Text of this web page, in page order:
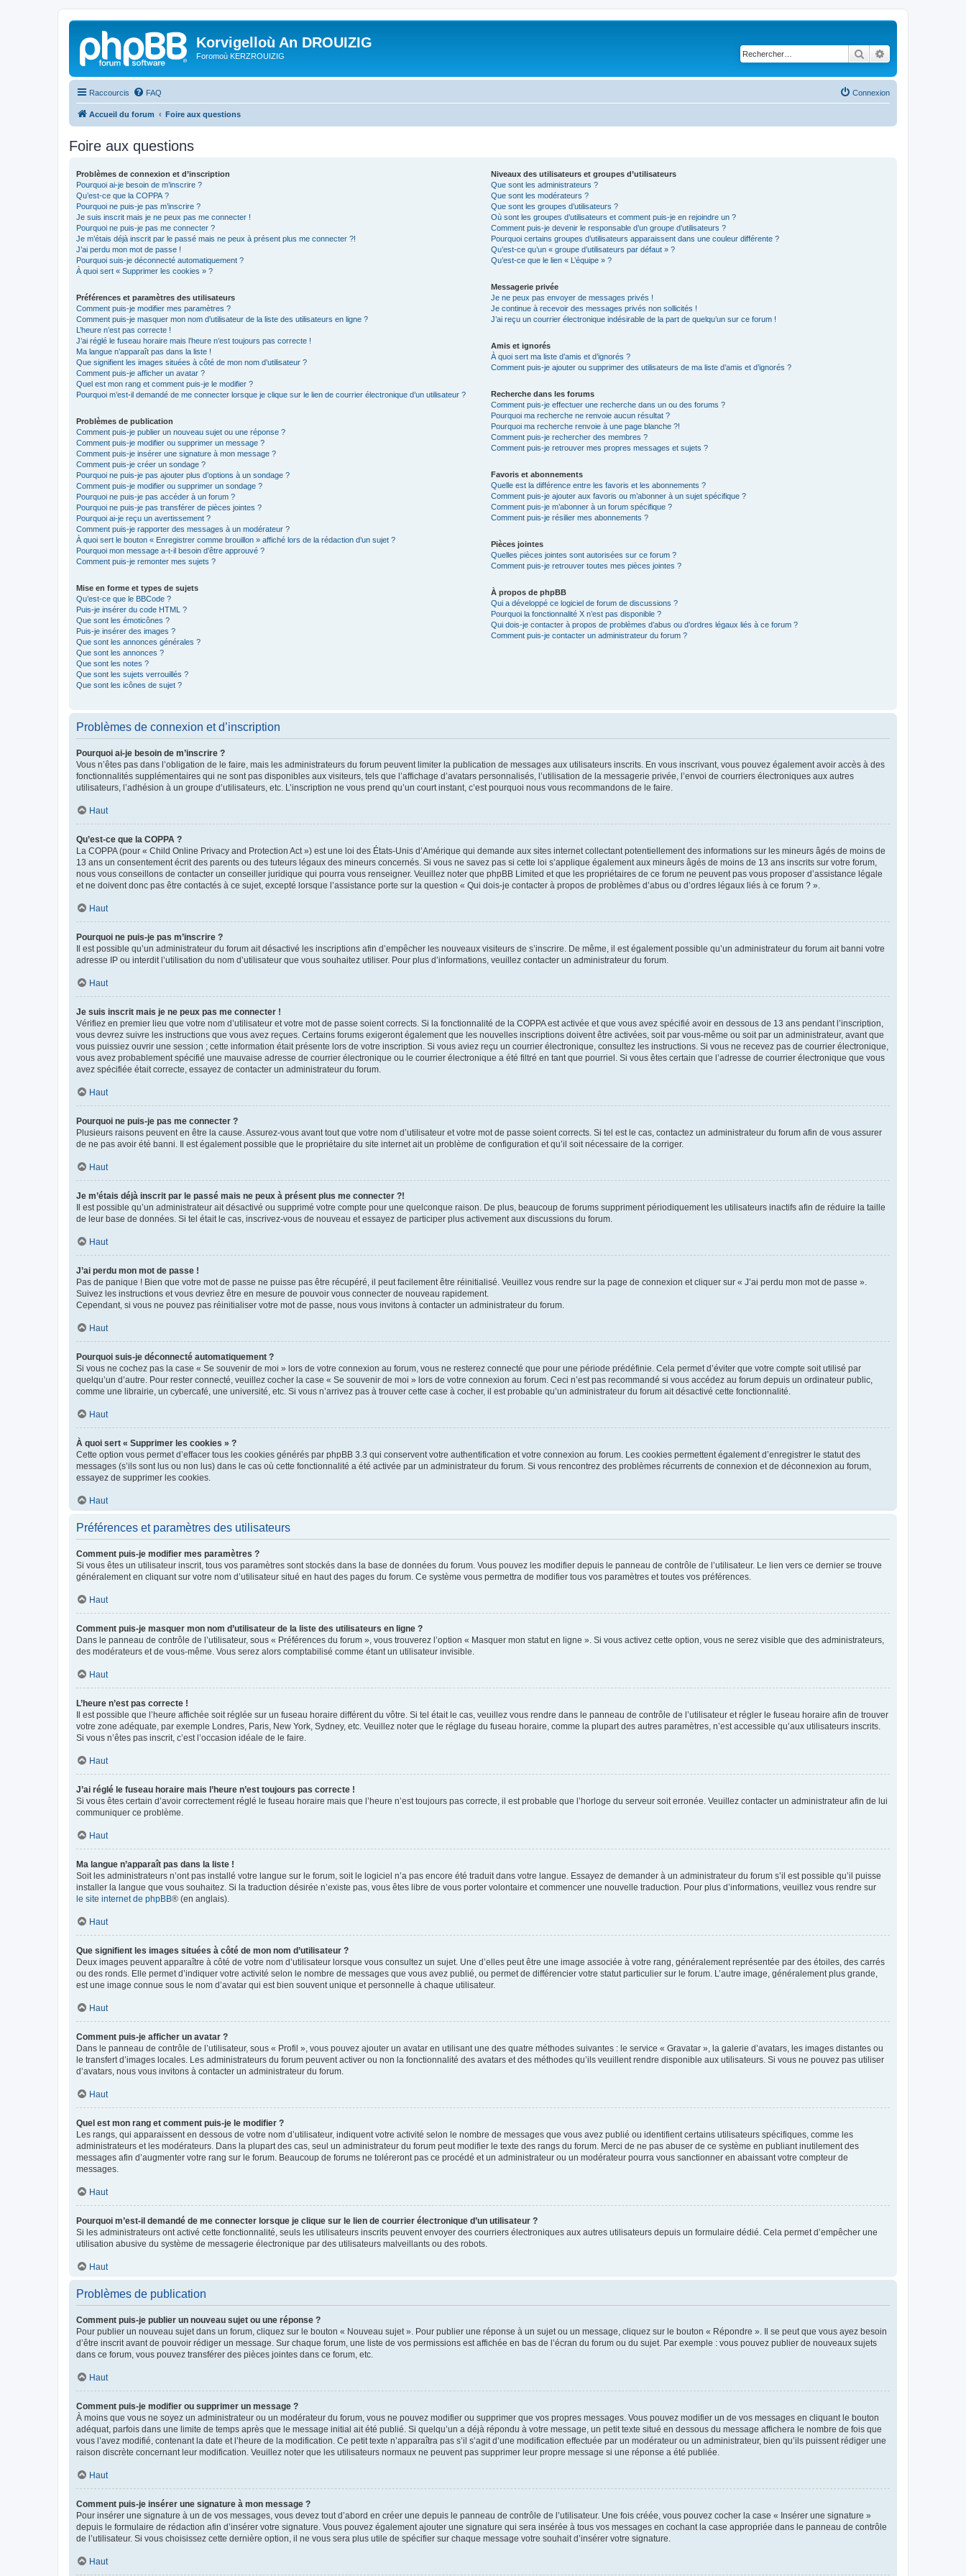
Korvigelloù An DROUIZIG
Foromoù KERZROUIZIG Rechercher
Raccourcis FAQ Connexion
Accueil du forum Foire aux questions
Foire aux questions
Problèmes de connexion et d’inscription
Pourquoi ai-je besoin de m’inscrire ?
Qu’est-ce que la COPPA ?
Pourquoi ne puis-je pas m’inscrire ?
Je suis inscrit mais je ne peux pas me connecter !
Pourquoi ne puis-je pas me connecter ?
Je m’étais déjà inscrit par le passé mais ne peux à présent plus me connecter ?!
J’ai perdu mon mot de passe !
Pourquoi suis-je déconnecté automatiquement ?
À quoi sert « Supprimer les cookies » ?
Préférences et paramètres des utilisateurs
Comment puis-je modifier mes paramètres ?
Comment puis-je masquer mon nom d’utilisateur de la liste des utilisateurs en ligne ?
L’heure n’est pas correcte !
J’ai réglé le fuseau horaire mais l’heure n’est toujours pas correcte !
Ma langue n’apparaît pas dans la liste !
Que signifient les images situées à côté de mon nom d’utilisateur ?
Comment puis-je afficher un avatar ?
Quel est mon rang et comment puis-je le modifier ?
Pourquoi m’est-il demandé de me connecter lorsque je clique sur le lien de courrier électronique d’un utilisateur ?
Problèmes de publication
Comment puis-je publier un nouveau sujet ou une réponse ?
Comment puis-je modifier ou supprimer un message ?
Comment puis-je insérer une signature à mon message ?
Comment puis-je créer un sondage ?
Pourquoi ne puis-je pas ajouter plus d’options à un sondage ?
Comment puis-je modifier ou supprimer un sondage ?
Pourquoi ne puis-je pas accéder à un forum ?
Pourquoi ne puis-je pas transférer de pièces jointes ?
Pourquoi ai-je reçu un avertissement ?
Comment puis-je rapporter des messages à un modérateur ?
À quoi sert le bouton « Enregistrer comme brouillon » affiché lors de la rédaction d’un sujet ?
Pourquoi mon message a-t-il besoin d’être approuvé ?
Comment puis-je remonter mes sujets ?
Mise en forme et types de sujets
Qu’est-ce que le BBCode ?
Puis-je insérer du code HTML ?
Que sont les émoticônes ?
Puis-je insérer des images ?
Que sont les annonces générales ?
Que sont les annonces ?
Que sont les notes ?
Que sont les sujets verrouillés ?
Que sont les icônes de sujet ?
Niveaux des utilisateurs et groupes d’utilisateurs
Que sont les administrateurs ?
Que sont les modérateurs ?
Que sont les groupes d’utilisateurs ?
Où sont les groupes d’utilisateurs et comment puis-je en rejoindre un ?
Comment puis-je devenir le responsable d’un groupe d’utilisateurs ?
Pourquoi certains groupes d’utilisateurs apparaissent dans une couleur différente ?
Qu’est-ce qu’un « groupe d’utilisateurs par défaut » ?
Qu’est-ce que le lien « L’équipe » ?
Messagerie privée
Je ne peux pas envoyer de messages privés !
Je continue à recevoir des messages privés non sollicités !
J’ai reçu un courrier électronique indésirable de la part de quelqu’un sur ce forum !
Amis et ignorés
À quoi sert ma liste d’amis et d’ignorés ?
Comment puis-je ajouter ou supprimer des utilisateurs de ma liste d’amis et d’ignorés ?
Recherche dans les forums
Comment puis-je effectuer une recherche dans un ou des forums ?
Pourquoi ma recherche ne renvoie aucun résultat ?
Pourquoi ma recherche renvoie à une page blanche ?!
Comment puis-je rechercher des membres ?
Comment puis-je retrouver mes propres messages et sujets ?
Favoris et abonnements
Quelle est la différence entre les favoris et les abonnements ?
Comment puis-je ajouter aux favoris ou m’abonner à un sujet spécifique ?
Comment puis-je m’abonner à un forum spécifique ?
Comment puis-je résilier mes abonnements ?
Pièces jointes
Quelles pièces jointes sont autorisées sur ce forum ?
Comment puis-je retrouver toutes mes pièces jointes ?
À propos de phpBB
Qui a développé ce logiciel de forum de discussions ?
Pourquoi la fonctionnalité X n’est pas disponible ?
Qui dois-je contacter à propos de problèmes d’abus ou d’ordres légaux liés à ce forum ?
Comment puis-je contacter un administrateur du forum ?
Problèmes de connexion et d’inscription
Pourquoi ai-je besoin de m’inscrire ?
Vous n’êtes pas dans l’obligation de le faire, mais les administrateurs du forum peuvent limiter la publication de messages aux utilisateurs inscrits. En vous inscrivant, vous pouvez également avoir accès à des
fonctionnalités supplémentaires qui ne sont pas disponibles aux visiteurs, tels que l’affichage d’avatars personnalisés, l’utilisation de la messagerie privée, l’envoi de courriers électroniques aux autres
utilisateurs, l’adhésion à un groupe d’utilisateurs, etc. L’inscription ne vous prend qu’un court instant, c’est pourquoi nous vous recommandons de le faire.
Haut
Qu’est-ce que la COPPA ?
La COPPA (pour « Child Online Privacy and Protection Act ») est une loi des États-Unis d’Amérique qui demande aux sites internet collectant potentiellement des informations sur les mineurs âgés de moins de
13 ans un consentement écrit des parents ou des tuteurs légaux des mineurs concernés. Si vous ne savez pas si cette loi s’applique également aux mineurs âgés de moins de 13 ans inscrits sur votre forum,
nous vous conseillons de contacter un conseiller juridique qui pourra vous renseigner. Veuillez noter que phpBB Limited et que les propriétaires de ce forum ne peuvent pas vous proposer d’assistance légale
et ne doivent donc pas être contactés à ce sujet, excepté lorsque l’assistance porte sur la question « Qui dois-je contacter à propos de problèmes d’abus ou d’ordres légaux liés à ce forum ? ».
Haut
Pourquoi ne puis-je pas m’inscrire ?
Il est possible qu’un administrateur du forum ait désactivé les inscriptions afin d’empêcher les nouveaux visiteurs de s’inscrire. De même, il est également possible qu’un administrateur du forum ait banni votre
adresse IP ou interdit l’utilisation du nom d’utilisateur que vous souhaitez utiliser. Pour plus d’informations, veuillez contacter un administrateur du forum.
Haut
Je suis inscrit mais je ne peux pas me connecter !
Vérifiez en premier lieu que votre nom d’utilisateur et votre mot de passe soient corrects. Si la fonctionnalité de la COPPA est activée et que vous avez spécifié avoir en dessous de 13 ans pendant l’inscription,
vous devrez suivre les instructions que vous avez reçues. Certains forums exigeront également que les nouvelles inscriptions doivent être activées, soit par vous-même ou soit par un administrateur, avant que
vous puissiez ouvrir une session ; cette information était présente lors de votre inscription. Si vous aviez reçu un courrier électronique, consultez les instructions. Si vous ne recevez pas de courrier électronique,
vous avez probablement spécifié une mauvaise adresse de courrier électronique ou le courrier électronique a été filtré en tant que pourriel. Si vous êtes certain que l’adresse de courrier électronique que vous
avez spécifiée était correcte, essayez de contacter un administrateur du forum.
Haut
Pourquoi ne puis-je pas me connecter ?
Plusieurs raisons peuvent en être la cause. Assurez-vous avant tout que votre nom d’utilisateur et votre mot de passe soient corrects. Si tel est le cas, contactez un administrateur du forum afin de vous assurer
de ne pas avoir été banni. Il est également possible que le propriétaire du site internet ait un problème de configuration et qu’il soit nécessaire de la corriger.
Haut
Je m’étais déjà inscrit par le passé mais ne peux à présent plus me connecter ?!
Il est possible qu’un administrateur ait désactivé ou supprimé votre compte pour une quelconque raison. De plus, beaucoup de forums suppriment périodiquement les utilisateurs inactifs afin de réduire la taille
de leur base de données. Si tel était le cas, inscrivez-vous de nouveau et essayez de participer plus activement aux discussions du forum.
Haut
J’ai perdu mon mot de passe !
Pas de panique ! Bien que votre mot de passe ne puisse pas être récupéré, il peut facilement être réinitialisé. Veuillez vous rendre sur la page de connexion et cliquer sur « J’ai perdu mon mot de passe ».
Suivez les instructions et vous devriez être en mesure de pouvoir vous connecter de nouveau rapidement.
Cependant, si vous ne pouvez pas réinitialiser votre mot de passe, nous vous invitons à contacter un administrateur du forum.
Haut
Pourquoi suis-je déconnecté automatiquement ?
Si vous ne cochez pas la case « Se souvenir de moi » lors de votre connexion au forum, vous ne resterez connecté que pour une période prédéfinie. Cela permet d’éviter que votre compte soit utilisé par
quelqu’un d’autre. Pour rester connecté, veuillez cocher la case « Se souvenir de moi » lors de votre connexion au forum. Ceci n’est pas recommandé si vous accédez au forum depuis un ordinateur public,
comme une librairie, un cybercafé, une université, etc. Si vous n’arrivez pas à trouver cette case à cocher, il est probable qu’un administrateur du forum ait désactivé cette fonctionnalité.
Haut
À quoi sert « Supprimer les cookies » ?
Cette option vous permet d’effacer tous les cookies générés par phpBB 3.3 qui conservent votre authentification et votre connexion au forum. Les cookies permettent également d’enregistrer le statut des
messages (s’ils sont lus ou non lus) dans le cas où cette fonctionnalité a été activée par un administrateur du forum. Si vous rencontrez des problèmes récurrents de connexion et de déconnexion au forum,
essayez de supprimer les cookies.
Haut
Préférences et paramètres des utilisateurs
Comment puis-je modifier mes paramètres ?
Si vous êtes un utilisateur inscrit, tous vos paramètres sont stockés dans la base de données du forum. Vous pouvez les modifier depuis le panneau de contrôle de l’utilisateur. Le lien vers ce dernier se trouve
généralement en cliquant sur votre nom d’utilisateur situé en haut des pages du forum. Ce système vous permettra de modifier tous vos paramètres et toutes vos préférences.
Haut
Comment puis-je masquer mon nom d’utilisateur de la liste des utilisateurs en ligne ?
Dans le panneau de contrôle de l’utilisateur, sous « Préférences du forum », vous trouverez l’option « Masquer mon statut en ligne ». Si vous activez cette option, vous ne serez visible que des administrateurs,
des modérateurs et de vous-même. Vous serez alors comptabilisé comme étant un utilisateur invisible.
Haut
L’heure n’est pas correcte !
Il est possible que l’heure affichée soit réglée sur un fuseau horaire différent du vôtre. Si tel était le cas, veuillez vous rendre dans le panneau de contrôle de l’utilisateur et régler le fuseau horaire afin de trouver
votre zone adéquate, par exemple Londres, Paris, New York, Sydney, etc. Veuillez noter que le réglage du fuseau horaire, comme la plupart des autres paramètres, n’est accessible qu’aux utilisateurs inscrits.
Si vous n’êtes pas inscrit, c’est l’occasion idéale de le faire.
Haut
J’ai réglé le fuseau horaire mais l’heure n’est toujours pas correcte !
Si vous êtes certain d’avoir correctement réglé le fuseau horaire mais que l’heure n’est toujours pas correcte, il est probable que l’horloge du serveur soit erronée. Veuillez contacter un administrateur afin de lui
communiquer ce problème.
Haut
Ma langue n’apparaît pas dans la liste !
Soit les administrateurs n’ont pas installé votre langue sur le forum, soit le logiciel n’a pas encore été traduit dans votre langue. Essayez de demander à un administrateur du forum s’il est possible qu’il puisse
installer la langue que vous souhaitez. Si la traduction désirée n’existe pas, vous êtes libre de vous porter volontaire et commencer une nouvelle traduction. Pour plus d’informations, veuillez vous rendre sur
le site internet de phpBB® (en anglais).
Haut
Que signifient les images situées à côté de mon nom d’utilisateur ?
Deux images peuvent apparaître à côté de votre nom d’utilisateur lorsque vous consultez un sujet. Une d’elles peut être une image associée à votre rang, généralement représentée par des étoiles, des carrés
ou des ronds. Elle permet d’indiquer votre activité selon le nombre de messages que vous avez publié, ou permet de différencier votre statut particulier sur le forum. L’autre image, généralement plus grande,
est une image connue sous le nom d’avatar qui est bien souvent unique et personnelle à chaque utilisateur.
Haut
Comment puis-je afficher un avatar ?
Dans le panneau de contrôle de l’utilisateur, sous « Profil », vous pouvez ajouter un avatar en utilisant une des quatre méthodes suivantes : le service « Gravatar », la galerie d’avatars, les images distantes ou
le transfert d’images locales. Les administrateurs du forum peuvent activer ou non la fonctionnalité des avatars et des méthodes qu’ils veuillent rendre disponible aux utilisateurs. Si vous ne pouvez pas utiliser
d’avatars, nous vous invitons à contacter un administrateur du forum.
Haut
Quel est mon rang et comment puis-je le modifier ?
Les rangs, qui apparaissent en dessous de votre nom d’utilisateur, indiquent votre activité selon le nombre de messages que vous avez publié ou identifient certains utilisateurs spécifiques, comme les
administrateurs et les modérateurs. Dans la plupart des cas, seul un administrateur du forum peut modifier le texte des rangs du forum. Merci de ne pas abuser de ce système en publiant inutilement des
messages afin d’augmenter votre rang sur le forum. Beaucoup de forums ne toléreront pas ce procédé et un administrateur ou un modérateur pourra vous sanctionner en abaissant votre compteur de
messages.
Haut
Pourquoi m’est-il demandé de me connecter lorsque je clique sur le lien de courrier électronique d’un utilisateur ?
Si les administrateurs ont activé cette fonctionnalité, seuls les utilisateurs inscrits peuvent envoyer des courriers électroniques aux autres utilisateurs depuis un formulaire dédié. Cela permet d’empêcher une
utilisation abusive du système de messagerie électronique par des utilisateurs malveillants ou des robots.
Haut
Problèmes de publication
Comment puis-je publier un nouveau sujet ou une réponse ?
Pour publier un nouveau sujet dans un forum, cliquez sur le bouton « Nouveau sujet ». Pour publier une réponse à un sujet ou un message, cliquez sur le bouton « Répondre ». Il se peut que vous ayez besoin
d’être inscrit avant de pouvoir rédiger un message. Sur chaque forum, une liste de vos permissions est affichée en bas de l’écran du forum ou du sujet. Par exemple : vous pouvez publier de nouveaux sujets
dans ce forum, vous pouvez transférer des pièces jointes dans ce forum, etc.
Haut
Comment puis-je modifier ou supprimer un message ?
À moins que vous ne soyez un administrateur ou un modérateur du forum, vous ne pouvez modifier ou supprimer que vos propres messages. Vous pouvez modifier un de vos messages en cliquant le bouton
adéquat, parfois dans une limite de temps après que le message initial ait été publié. Si quelqu’un a déjà répondu à votre message, un petit texte situé en dessous du message affichera le nombre de fois que
vous l’avez modifié, contenant la date et l’heure de la modification. Ce petit texte n’apparaîtra pas s’il s’agit d’une modification effectuée par un modérateur ou un administrateur, bien qu’ils puissent rédiger une
raison discrète concernant leur modification. Veuillez noter que les utilisateurs normaux ne peuvent pas supprimer leur propre message si une réponse a été publiée.
Haut
Comment puis-je insérer une signature à mon message ?
Pour insérer une signature à un de vos messages, vous devez tout d’abord en créer une depuis le panneau de contrôle de l’utilisateur. Une fois créée, vous pouvez cocher la case « Insérer une signature »
depuis le formulaire de rédaction afin d’insérer votre signature. Vous pouvez également ajouter une signature qui sera insérée à tous vos messages en cochant la case appropriée dans le panneau de contrôle
de l’utilisateur. Si vous choisissez cette dernière option, il ne vous sera plus utile de spécifier sur chaque message votre souhait d’insérer votre signature.
Haut